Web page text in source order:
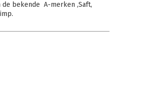
bekende A-merken ,Saft,